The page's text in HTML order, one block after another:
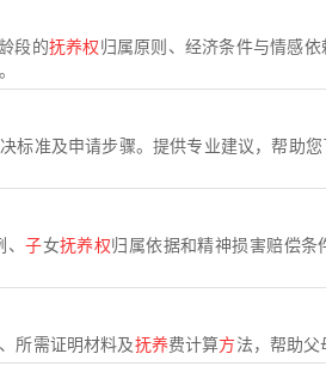
段的抚养权归属原则、经济条件与情感
决标准及申请步骤。提供专业建议，帮助
、子女抚养权归属依据和精神损害赔偿
所需证明材料及抚养费计算方法，帮助父